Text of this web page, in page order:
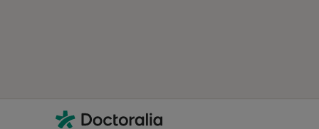
Contacto
Doctoralia - Homepage